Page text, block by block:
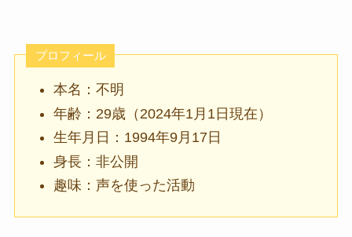
プロフィール
本名：不明
年齢：29歳（2024年1月1日現在）
生年月日：1994年9月17日
身長：非公開
趣味：声を使った活動